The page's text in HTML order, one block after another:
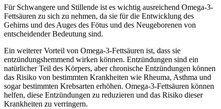
Für Schwangere und Stillende ist es wichtig ausreichend Omega-3-
Fettsäuren zu sich zu nehmen, da sie für die Entwicklung des
Gehirns und des Auges des Fötus und des Neugeborenen von
entscheidender Bedeutung sind.
Ein weiterer Vorteil von Omega-3-Fettsäuren ist, dass sie
entzündungshemmend wirken können. Entzündungen sind ein
natürlicher Teil des Körpers, aber chronische Entzündungen können
das Risiko von bestimmten Krankheiten wie Rheuma, Asthma und
sogar bestimmten Krebsarten erhöhen. Omega-3-Fettsäuren können
helfen, diese Entzündungen zu reduzieren und das Risiko dieser
Krankheiten zu verringern.